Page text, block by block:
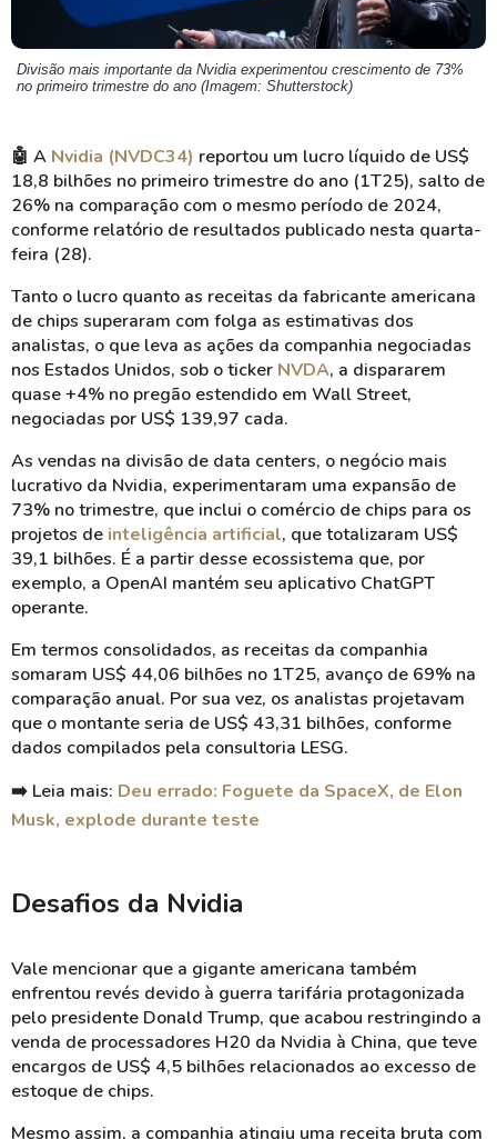
Divisão mais importante da Nvidia experimentou crescimento de 73%
no primeiro trimestre do ano (Imagem: Shutterstock)
🤖 A Nvidia (NVDC34) reportou um lucro líquido de US$
18,8 bilhões no primeiro trimestre do ano (1T25), salto de
26% na comparação com o mesmo período de 2024,
conforme relatório de resultados publicado nesta quarta-
feira (28).
Tanto o lucro quanto as receitas da fabricante americana
de chips superaram com folga as estimativas dos
analistas, o que leva as ações da companhia negociadas
nos Estados Unidos, sob o ticker NVDA, a dispararem
quase +4% no pregão estendido em Wall Street,
negociadas por US$ 139,97 cada.
As vendas na divisão de data centers, o negócio mais
lucrativo da Nvidia, experimentaram uma expansão de
73% no trimestre, que inclui o comércio de chips para os
projetos de inteligência artificial, que totalizaram US$
39,1 bilhões. É a partir desse ecossistema que, por
exemplo, a OpenAI mantém seu aplicativo ChatGPT
operante.
Em termos consolidados, as receitas da companhia
somaram US$ 44,06 bilhões no 1T25, avanço de 69% na
comparação anual. Por sua vez, os analistas projetavam
que o montante seria de US$ 43,31 bilhões, conforme
dados compilados pela consultoria LESG.
➡️ Leia mais: Deu errado: Foguete da SpaceX, de Elon
Musk, explode durante teste
Desafios da Nvidia
Vale mencionar que a gigante americana também
enfrentou revés devido à guerra tarifária protagonizada
pelo presidente Donald Trump, que acabou restringindo a
venda de processadores H20 da Nvidia à China, que teve
encargos de US$ 4,5 bilhões relacionados ao excesso de
estoque de chips.
Mesmo assim, a companhia atingiu uma receita bruta com